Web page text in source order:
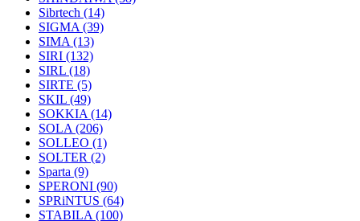
Sibrtech (14)
SIGMA (39)
SIMA (13)
SIRI (132)
SIRL (18)
SIRTE (5)
SKIL (49)
SOKKIA (14)
SOLA (206)
SOLLEO (1)
SOLTER (2)
Sparta (9)
SPERONI (90)
SPRiNTUS (64)
STABILA (100)